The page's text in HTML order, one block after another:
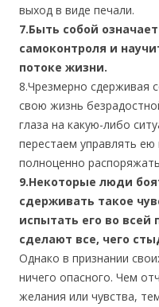
выход в виде печали.
7.Быть собой
самоконтроля и
потоке жизни.
8.Чрезмерно сдерживая
свою жизнь
глаза на какую-либо
перестаем управлять
полноценно
9.Некоторые люди
сдерживать такое
испытать его во всей
сделают все, чего
Однако в признании
ничего опасного. Чем
желания или чувства,